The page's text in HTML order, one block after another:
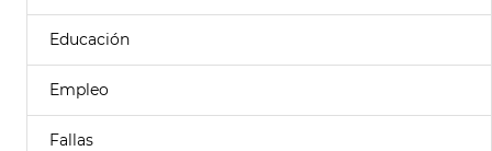
Educación
Empleo
Fallas